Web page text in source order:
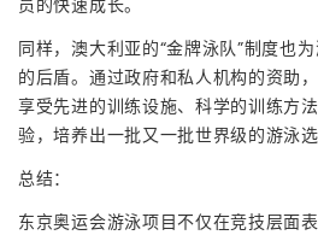
同样，澳大利亚的“金牌泳队”制度也
的后盾。通过政府和私人机构的资助
享受先进的训练设施、科学的训练方
验，培养出一批又一批世界级的游泳选
总结：
东京奥运会游泳项目不仅在竞技层面